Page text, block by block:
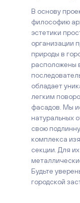
В основу
философию
эстетики
организации
природы в
расположены
обладает
легким
фасадов. Мы
натуральных
свою
комплекса
секции. Для
Будьте
городской